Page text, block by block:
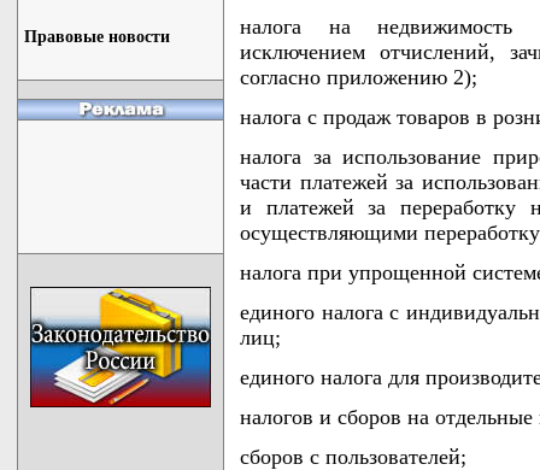
Правовые новости
налога на недвижимость
исключением отчислений,
согласно приложению 2);
налога с продаж товаров в
налога за использование
части платежей за
и платежей за переработку
осуществляющими
налога при упрощенной
единого налога с
лиц;
единого налога для
налогов и сборов на
сборов с пользователей;